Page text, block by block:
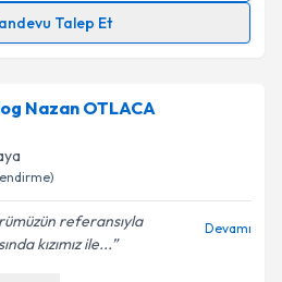
Talep Et
e-posta ile
Nazan OTLACA
referansıyla
kızımız ile...
Devamı